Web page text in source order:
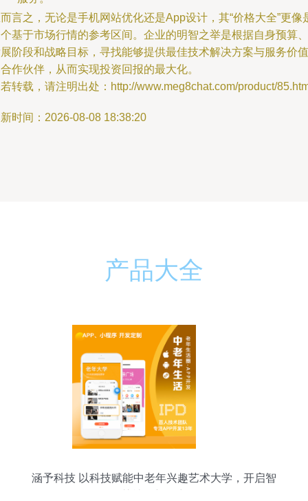
言之，无论是手机网站优化还是App设计，其“价格大全”更像
基于市场行情的参考区间。企业的明智之举是根据自身预算、
阶段和战略目标，寻找能够提供最佳技术解决方案与服务价值
作伙伴，从而实现投资回报的最大化。
转载，请注明出处：http://www.meg8chat.com/product/
时间：2026-08-08 18:38:20
产品大全
涵予科技 以科技赋能中老年兴趣艺术大学，开启智